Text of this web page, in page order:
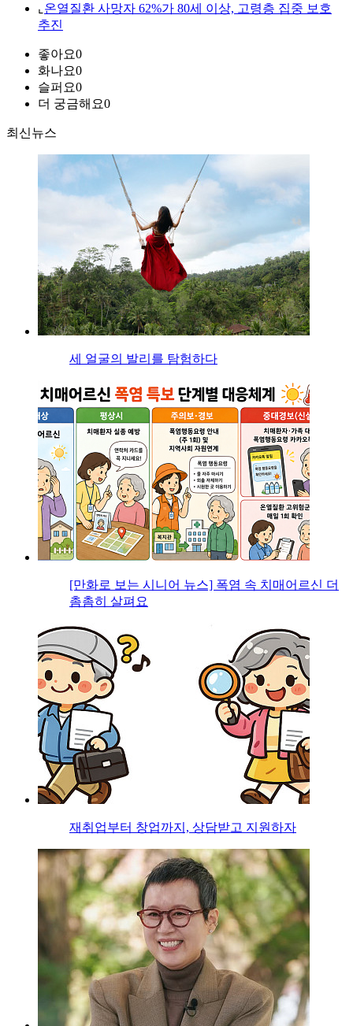
⌞ 온열질환 사망자 62%가 80세 이상, 고령층 집중 보호
추진
좋아요0
화나요0
슬퍼요0
더 궁금해요0
최신뉴스
세 얼굴의 발리를 탐험하다
[만화로 보는 시니어 뉴스] 폭염 속 치매어르신 더
촘촘히 살펴요
재취업부터 창업까지, 상담받고 지원하자